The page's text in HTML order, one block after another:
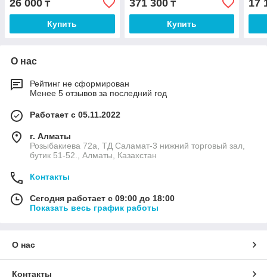
26 000 ₸
Купить
371 300₸
Купить
17
О нас
Рейтинг не сформирован
Менее 5 отзывов за последний год
Работает с 05.11.2022
г. Алматы
Розыбакиева 72а, ТД Саламат-3 нижний торговый зал,
бутик 51-52., Алматы, Казахстан
Контакты
Сегодня работает с 09:00 до 18:00
Показать весь график работы
О нас
Контакты